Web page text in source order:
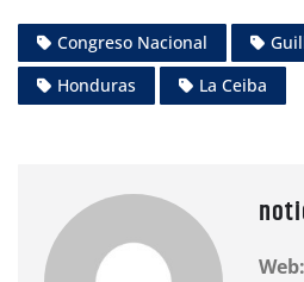
Congreso Nacional
Honduras
La Ceiba
Web: